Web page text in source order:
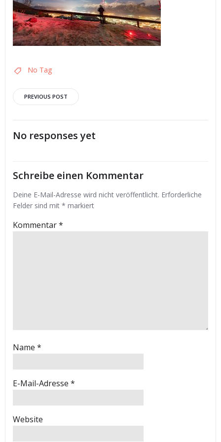
No Tag
Post
navigation
PREVIOUS POST
No responses yet
Schreibe einen Kommentar
Deine E-Mail-Adresse wird nicht veröffentlicht. Erforderliche
Felder sind mit * markiert
Kommentar*
Name *
E-Mail-Adresse *
Website